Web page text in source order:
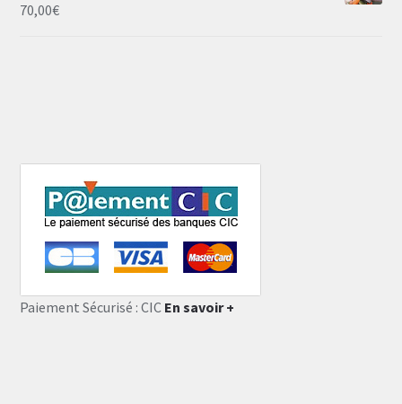
70,00€
Paiement Sécurisé : CIC En savoir +